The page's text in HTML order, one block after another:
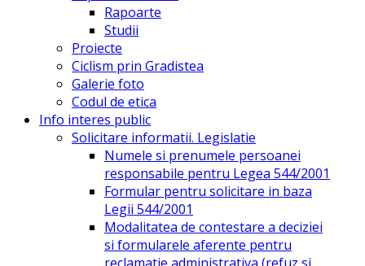
Rapoarte
Studii
Proiecte
Ciclism prin Gradistea
Galerie foto
Codul de etica
Info interes public
Solicitare informatii. Legislatie
Numele si prenumele persoanei
responsabile pentru Legea 544/2001
Formular pentru solicitare in baza
Legii 544/2001
Modalitatea de contestare a deciziei
si formularele aferente pentru
reclamatie administrativa (refuz si